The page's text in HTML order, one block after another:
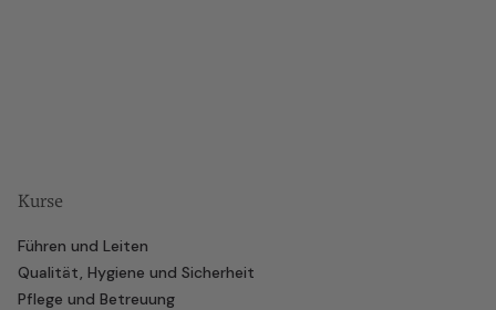
Kurse
Führen und Leiten
Qualität, Hygiene und Sicherheit
Pflege und Betreuung